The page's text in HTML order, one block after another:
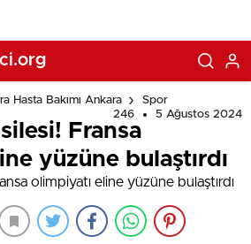
Hasta Bakımı Ankara
Spor
246
5 Ağustos 2024
Fransa
yüzüne bulaştırdı